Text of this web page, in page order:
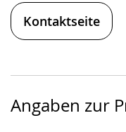
Kontaktseite
Angaben zur